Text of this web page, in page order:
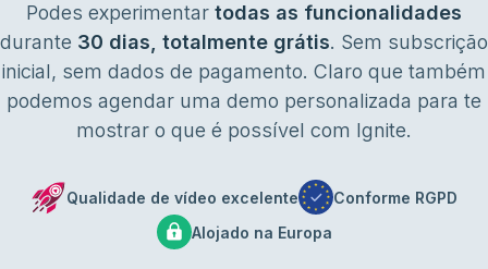
Podes experimentar todas as funcionalidades
durante 30 dias, totalmente grátis. Sem subscrição
inicial, sem dados de pagamento. Claro que também
podemos agendar uma demo personalizada para te
mostrar o que é possível com Ignite.
Qualidade de vídeo excelente
Conforme RGPD
Alojado na Europa